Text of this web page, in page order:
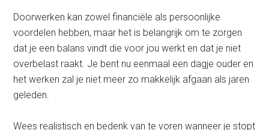
Doorwerken kan zowel financiële als persoonlijke
voordelen hebben, maar het is belangrijk om te zorgen
dat je een balans vindt die voor jou werkt en dat je niet
overbelast raakt. Je bent nu eenmaal een dagje ouder en
het werken zal je niet meer zo makkelijk afgaan als jaren
geleden.
Wees realistisch en bedenk van te voren wanneer je stopt